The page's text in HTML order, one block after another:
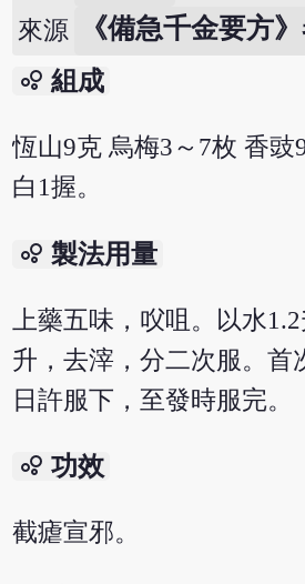
來源 《備急千金要方
bubble_chart 組成
恆山9克 烏梅3～7枚 香豉
白1握。
bubble_chart 製法用量
上藥五味，㕮咀。以水
升，去滓，分二次服。首
日許服下，至發時服完。
bubble_chart 功效
截瘧宣邪。